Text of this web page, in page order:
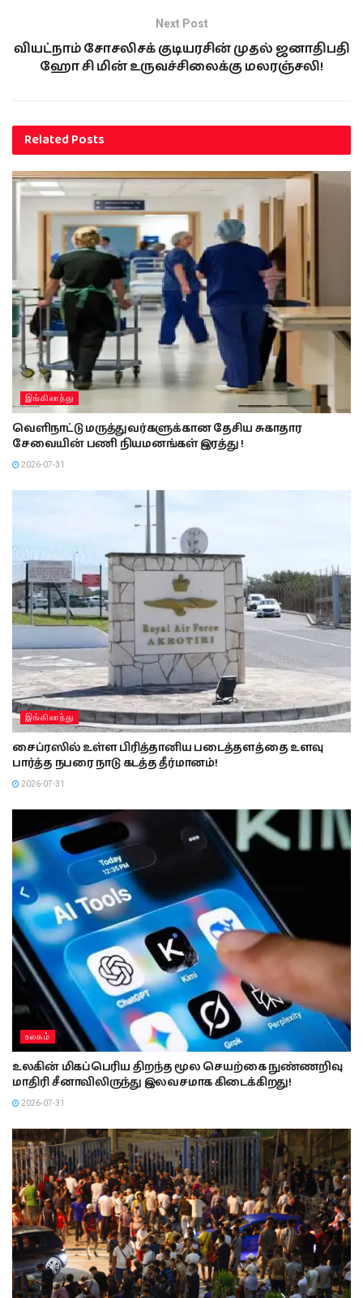
Next Post
வியட்நாம் சோசலிசக் குடியரசின் முதல் ஜனாதிபதி
ஹோ சி மின் உருவச்சிலைக்கு மலரஞ்சலி!
RelatedPosts
இங்கிலாந்து
வெளிநாட்டு மருத்துவர்களுக்கான தேசிய சுகாதார
சேவையின் பணி நியமனங்கள் இரத்து !
2026-07-31
இங்கிலாந்து
சைப்ரஸில் உள்ள பிரித்தானிய படைத்தளத்தை உளவு
பார்த்த நபரை நாடு கடத்த தீர்மானம்!
2026-07-31
உலகம்
உலகின் மிகப்பெரிய திறந்த மூல செயற்கை நுண்ணறிவு
மாதிரி சீனாவிலிருந்து இலவசமாக கிடைக்கிறது!
2026-07-31